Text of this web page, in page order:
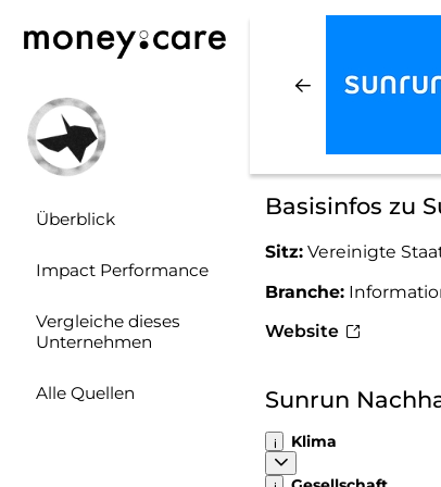
Überblick
Impact Performance
Vergleiche dieses
Unternehmen
Alle Quellen
Basisinfos zu
Sitz: Vereinigte
Branche:
Website
Sunrun
Klima